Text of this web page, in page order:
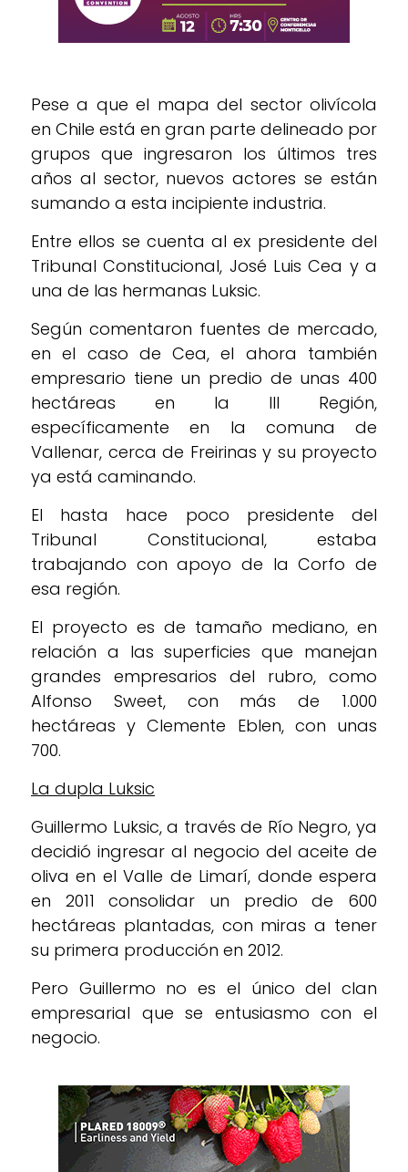
Pese a que el mapa del sector olivícola
en Chile está en gran parte delineado por
grupos que ingresaron los últimos tres
años al sector, nuevos actores se están
sumando a esta incipiente industria.
Entre ellos se cuenta al ex presidente del
Tribunal Constitucional, José Luis Cea y a
una de las hermanas Luksic.
Según comentaron fuentes de mercado,
en el caso de Cea, el ahora también
empresario tiene un predio de unas 400
hectáreas en la III Región,
específicamente en la comuna de
Vallenar, cerca de Freirinas y su proyecto
ya está caminando.
El hasta hace poco presidente del
Tribunal Constitucional, estaba
trabajando con apoyo de la Corfo de
esa región.
El proyecto es de tamaño mediano, en
relación a las superficies que manejan
grandes empresarios del rubro, como
Alfonso Sweet, con más de 1.000
hectáreas y Clemente Eblen, con unas
700.
La dupla Luksic
Guillermo Luksic, a través de Río Negro, ya
decidió ingresar al negocio del aceite de
oliva en el Valle de Limarí, donde espera
en 2011 consolidar un predio de 600
hectáreas plantadas, con miras a tener
su primera producción en 2012.
Pero Guillermo no es el único del clan
empresarial que se entusiasmo con el
negocio.